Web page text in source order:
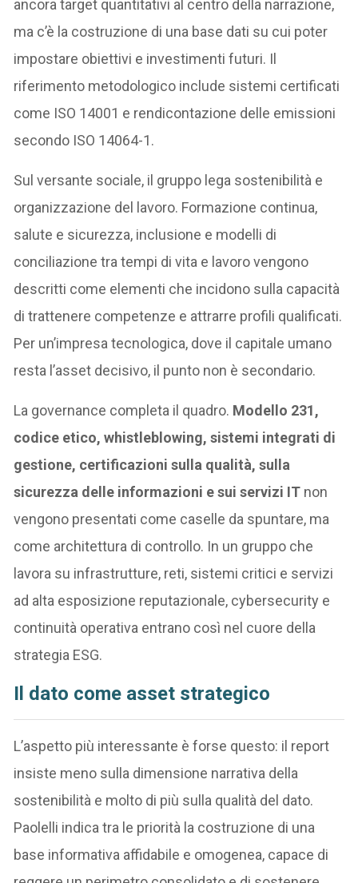
ancora target quantitativi al centro della narrazione,
ma c’è la costruzione di una base dati su cui poter
impostare obiettivi e investimenti futuri. Il
riferimento metodologico include sistemi certificati
come ISO 14001 e rendicontazione delle emissioni
secondo ISO 14064-1.
Sul versante sociale, il gruppo lega sostenibilità e
organizzazione del lavoro. Formazione continua,
salute e sicurezza, inclusione e modelli di
conciliazione tra tempi di vita e lavoro vengono
descritti come elementi che incidono sulla capacità
di trattenere competenze e attrarre profili qualificati.
Per un’impresa tecnologica, dove il capitale umano
resta l’asset decisivo, il punto non è secondario.
La governance completa il quadro. Modello 231,
codice etico, whistleblowing, sistemi integrati di
gestione, certificazioni sulla qualità, sulla
sicurezza delle informazioni e sui servizi IT non
vengono presentati come caselle da spuntare, ma
come architettura di controllo. In un gruppo che
lavora su infrastrutture, reti, sistemi critici e servizi
ad alta esposizione reputazionale, cybersecurity e
continuità operativa entrano così nel cuore della
strategia ESG.
Il dato come asset strategico
L’aspetto più interessante è forse questo: il report
insiste meno sulla dimensione narrativa della
sostenibilità e molto di più sulla qualità del dato.
Paolelli indica tra le priorità la costruzione di una
base informativa affidabile e omogenea, capace di